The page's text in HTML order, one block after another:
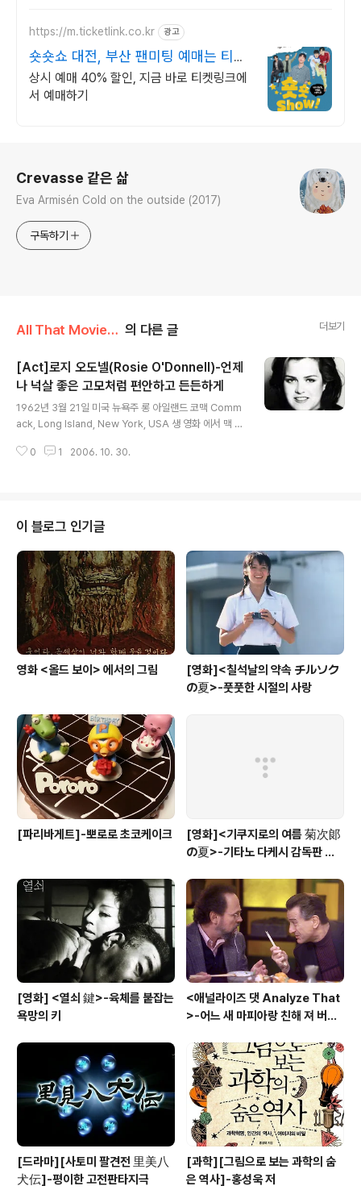
https://m.ticketlink.co.kr 광고
숏숏쇼 대전, 부산 팬미팅 예매는 티켓
링크!
상시 예매 40% 할인, 지금 바로 티켓링크에
서 예매하기
Crevasse 같은 삶
Eva Armisén Cold on the outside (2017)
구독하기
All That Movie/Comedy Act, Dir 의 다른 글 더보기
[Act]로지 오도넬(Rosie O'Donnell)-언제
나 넉살 좋은 고모처럼 편안하고 든든하게
1962년 3월 21일 미국 뉴욕주 롱 아일랜드 코맥 Comm
ack, Long Island, New York, USA 생 영화 에서 맥 라
까? 생각이 안 난다면 이런 모습들은 연상해 보는 것은 이
가 하면, 여자 친구들을 괴롭히는 남자들에게 복수를 해주
는 든든한 친구로서 참 믿음직한 모습도 보이고, 아! 다른
곳에서는 좀 퉁명스럽긴 해도 순박하고 우스꽝스러운 고인
돌 가족의 안주인으로도 보이는... 한마디로 힘 세고 든든한
아줌마 역할이면 딱이라고 생각될 한 명의 감초같은 코미
디 ..
0 1 2006. 10. 30.
이 블로그 인기글
영화 <올드 보이> 에서의 그림
[영화]<칠석날의 약속 チルソク
の夏>-풋풋한 시절의 사랑
[파리바게트]-뽀로로 초코케이크
[영화]<기쿠지로의 여름 菊次郞
の夏>-기타노 다케시 감독판 키
[영화] <열쇠 鍵>-육체를 붙잡는
욕망의 키
<애널라이즈 댓 Analyze That
>-어느 새 마피아랑 친해 져 버
[드라마][사토미 팔견전 里美八
犬伝]-평이한 고전판타지극
[과학][그림으로 보는 과학의 숨
은 역사]-홍성욱 저